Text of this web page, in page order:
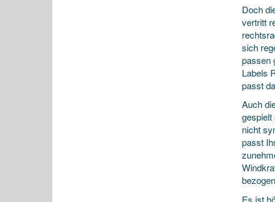
Doch
vertritt
sich
passen
Labels
passt
Auch
nicht
passt
Es ist